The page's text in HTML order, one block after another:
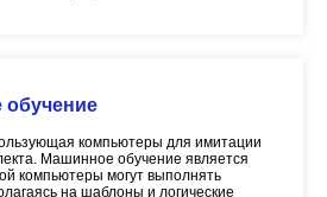
компьютеры для имитации
Машинное обучение является
компьютеры могут выполнять
на шаблоны и логические